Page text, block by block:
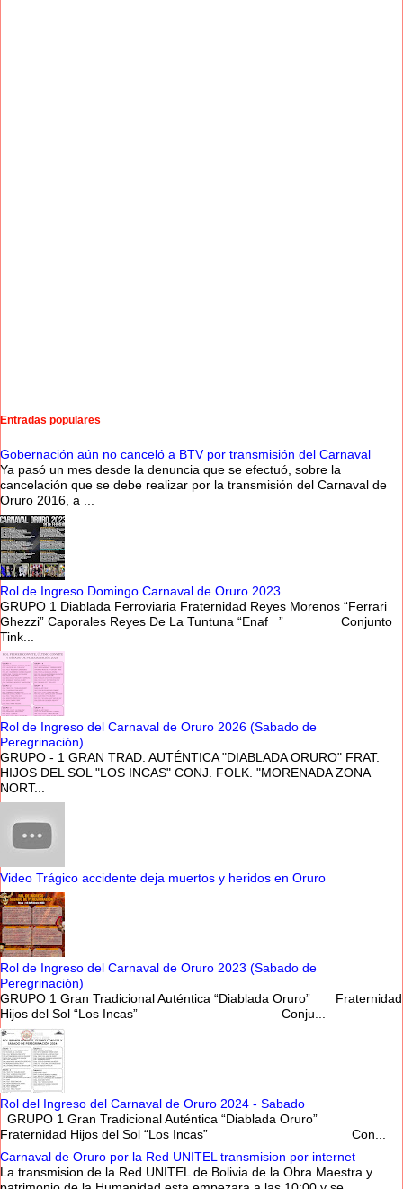
Entradas populares
Gobernación aún no canceló a BTV por transmisión del Carnaval
Ya pasó un mes desde la denuncia que se efectuó, sobre la
cancelación que se debe realizar por la transmisión del Carnaval de
Oruro 2016, a ...
Rol de Ingreso Domingo Carnaval de Oruro 2023
GRUPO 1 Diablada Ferroviaria Fraternidad Reyes Morenos “Ferrari
Ghezzi” Caporales Reyes De La Tuntuna “Enaf ” Conjunto
Tink...
Rol de Ingreso del Carnaval de Oruro 2026 (Sabado de
Peregrinación)
GRUPO - 1 GRAN TRAD. AUTÉNTICA "DIABLADA ORURO" FRAT.
HIJOS DEL SOL "LOS INCAS" CONJ. FOLK. "MORENADA ZONA
NORT...
Video Trágico accidente deja muertos y heridos en Oruro
Rol de Ingreso del Carnaval de Oruro 2023 (Sabado de
Peregrinación)
GRUPO 1 Gran Tradicional Auténtica “Diablada Oruro” Fraternidad
Hijos del Sol “Los Incas” Conju...
Rol del Ingreso del Carnaval de Oruro 2024 - Sabado
GRUPO 1 Gran Tradicional Auténtica “Diablada Oruro”
Fraternidad Hijos del Sol “Los Incas” Con...
Carnaval de Oruro por la Red UNITEL transmision por internet
La transmision de la Red UNITEL de Bolivia de la Obra Maestra y